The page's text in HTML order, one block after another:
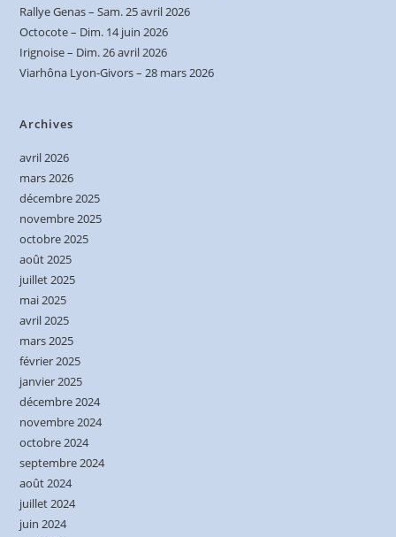
Rallye Genas – Sam. 25 avril 2026
Octocote – Dim. 14 juin 2026
Irignoise – Dim. 26 avril 2026
Viarhôna Lyon-Givors – 28 mars 2026
Archives
avril 2026
mars 2026
décembre 2025
novembre 2025
octobre 2025
août 2025
juillet 2025
mai 2025
avril 2025
mars 2025
février 2025
janvier 2025
décembre 2024
novembre 2024
octobre 2024
septembre 2024
août 2024
juillet 2024
juin 2024